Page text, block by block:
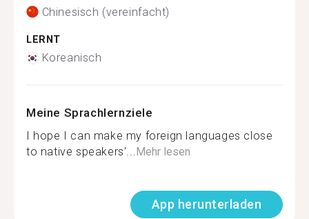
Chinesisch (vereinfacht)
LERNT
Koreanisch
Meine Sprachlernziele
I hope I can make my foreign languages close
to native speakers'...Mehr lesen
App herunterladen